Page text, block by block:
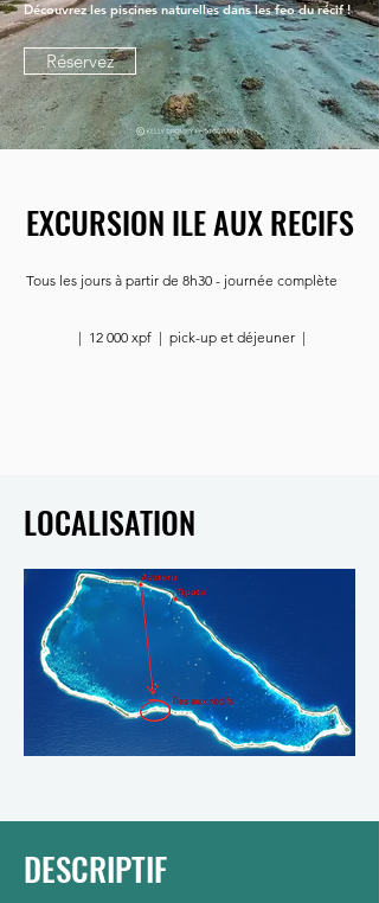
Découvrez les piscines naturelles dans les feo du récif !
Réservez
EXCURSION ILE AUX RECIFS
Tous les jours à partir de 8h30 - journée complète
| 12 000 xpf | pick-up et déjeuner |
LOCALISATION
DESCRIPTIF